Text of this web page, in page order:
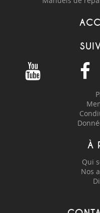
À
Qui
Nos